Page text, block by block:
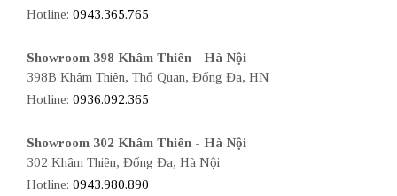
Hotline: 0943.365.765
Showroom 398 Khâm Thiên - Hà Nội
398B Khâm Thiên, Thổ Quan, Đống Đa, HN
Hotline: 0936.092.365
Showroom 302 Khâm Thiên - Hà Nội
302 Khâm Thiên, Đống Đa, Hà Nội
Hotline: 0943.980.890